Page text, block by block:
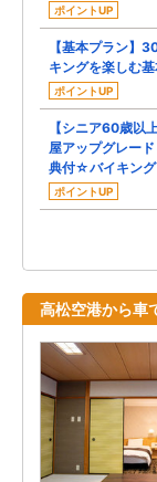
ポイントUP
【基本プラン】
キングを楽しむ
ポイントUP
【シニア60歳以
屋アップグレー
典付☆バイキン
ポイントUP
高松空港から車